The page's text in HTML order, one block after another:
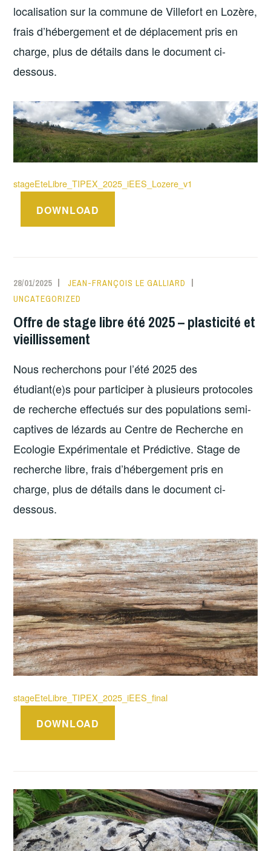
localisation sur la commune de Villefort en Lozère,
frais d’hébergement et de déplacement pris en
charge, plus de détails dans le document ci-
dessous.
stageEteLibre_TIPEX_2025_iEES_Lozere_v1
DOWNLOAD
28/01/2025
JEAN-FRANÇOIS LE GALLIARD
UNCATEGORIZED
Offre de stage libre été 2025 – plasticité et
vieillissement
Nous recherchons pour l’été 2025 des
étudiant(e)s pour participer à plusieurs protocoles
de recherche effectués sur des populations semi-
captives de lézards au Centre de Recherche en
Ecologie Expérimentale et Prédictive. Stage de
recherche libre, frais d’hébergement pris en
charge, plus de détails dans le document ci-
dessous.
stageEteLibre_TIPEX_2025_iEES_final
DOWNLOAD